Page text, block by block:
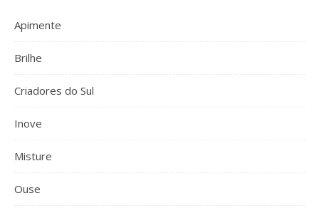
Apimente
Brilhe
Criadores do Sul
Inove
Misture
Ouse